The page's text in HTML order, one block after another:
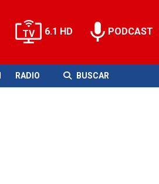
6.1 HD PODCAST
RADIO BUSCAR